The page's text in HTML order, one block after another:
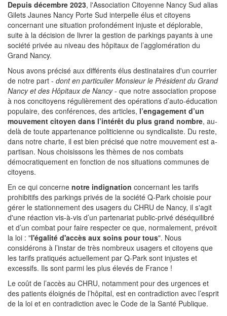
Depuis décembre 2023, l'Association Citoyenne Nancy Sud alias
Gilets Jaunes Nancy Porte Sud interpelle élus et citoyens
concernant une situation profondément injuste et déplorable,
suite à la décision de livrer la gestion de parkings payants à une
société privée au niveau des hôpitaux de l’agglomération du
Grand Nancy.
Nous avons précisé aux différents élus destinataires d'un courrier
de notre part - dont en particulier Monsieur le Président du Grand
Nancy et des Hôpitaux de Nancy- que notre association propose
à nos concitoyens régulièrement des opérations d’auto-éducation
populaire, des conférences, des articles, l’engagement d’un
mouvement citoyen dans l’intérêt du plus grand nombre, au-
delà de toute appartenance politicienne ou syndicaliste. Du reste,
dans notre charte, il est bien précisé que notre mouvement est a-
partisan. Nous choisissons les thèmes de nos combats
démocratiquement en fonction de nos situations communes de
citoyens.
En ce qui concerne notre indignation concernant les tarifs
prohibitifs des parkings privés de la société Q-Park choisie pour
gérer le stationnement des usagers du CHRU de Nancy, il s'agit
d'une réaction vis-à-vis d’un partenariat public-privé déséquilibré
et d’un combat pour faire respecter ce que, normalement, prévoit
la loi : "l'égalité d'accès aux soins pour tous". Nous
considérons à l’instar de très nombreux usagers et citoyens que
les tarifs pratiqués actuellement par Q-Park sont injustes et
excessifs. Ils sont parmi les plus élevés de France !
Le coût de l’accès au CHRU, notamment pour des urgences et
des patients éloignés de l’hôpital, est en contradiction avec l’esprit
de la loi et en contradiction avec le Code de la Santé Publique.